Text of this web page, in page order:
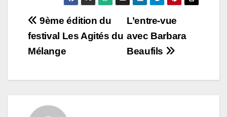
Navigation
de
L’entre-vue
avec Barbara
Beaufils
9ème édition du
festival Les Agités du
Mélange